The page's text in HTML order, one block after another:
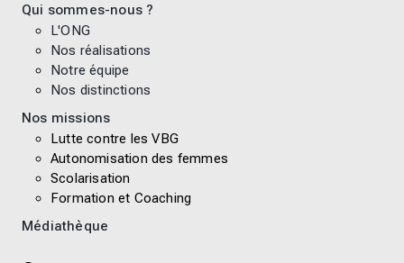
Qui sommes-nous ?
L'ONG
Nos réalisations
Notre équipe
Nos distinctions
Nos missions
Lutte contre les VBG
Autonomisation des femmes
Scolarisation
Formation et Coaching
Médiathèque